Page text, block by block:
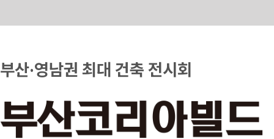
content
부산·영남권 최대 건축 전시회